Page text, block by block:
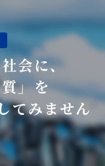
会に、
」を
てみません